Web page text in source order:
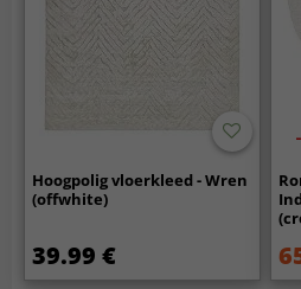
Hoogpolig vloerkleed - Wren
(offwhite)
39.99 €